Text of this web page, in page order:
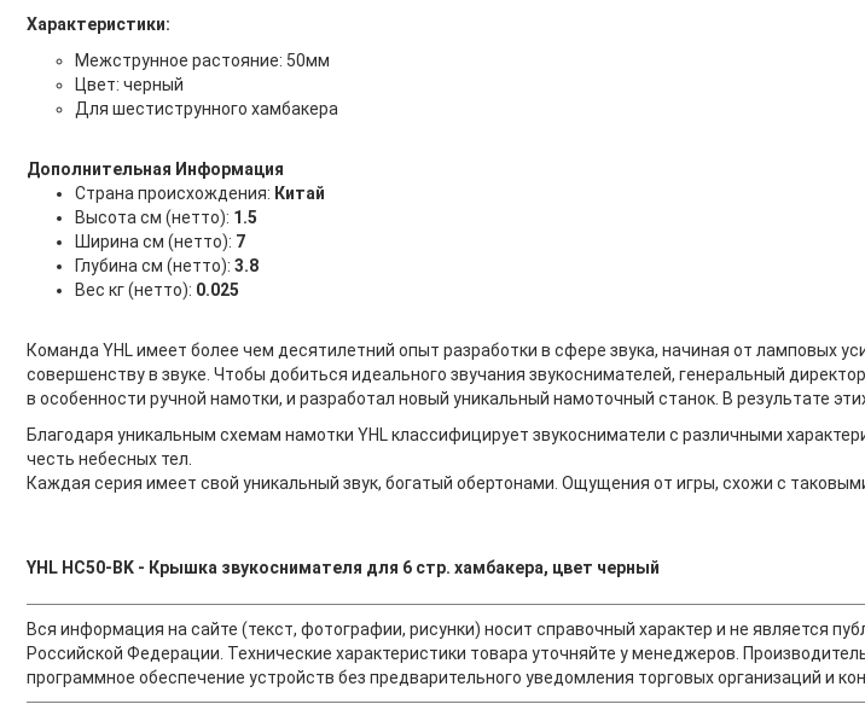
Характеристики:
Межструнное растояние: 50мм
Цвет: черный
Для шестиструнного хамбакера
Дополнительная Информация
Страна происхождения: Китай
Высота см (нетто): 1.5
Ширина см (нетто): 7
Глубина см (нетто): 3.8
Вес кг (нетто): 0.025
Команда YHL имеет более чем десятилетний опыт разработки в сфере звука, начиная от ламповых
совершенству в звуке. Чтобы добиться идеального звучания звукоснимателей, генеральный
в особенности ручной намотки, и разработал новый уникальный намоточный станок. В результате
Благодаря уникальным схемам намотки YHL классифицирует звукосниматели с различными
честь небесных тел.
Каждая серия имеет свой уникальный звук, богатый обертонами. Ощущения от игры, схожи с
YHL HC50-BK - Крышка звукоснимателя для 6 стр. хамбакера, цвет черный
Вся информация на сайте (текст, фотографии, рисунки) носит справочный характер и не является
Российской Федерации. Технические характеристики товара уточняйте у менеджеров.
программное обеспечение устройств без предварительного уведомления торговых организаций и